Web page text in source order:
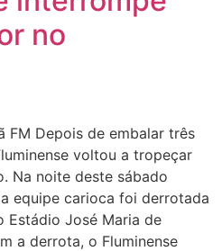
no
FM Depois de embalar três
voltou a tropeçar
Na noite deste sábado
equipe carioca foi derrotada
Estádio José Maria de
a derrota, o Fluminense